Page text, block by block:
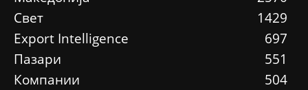
Свет
1429
Еxport Intelligence
697
Пазари
551
Компании
504